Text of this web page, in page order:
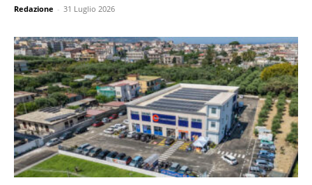
Redazione - 31 Luglio 2026